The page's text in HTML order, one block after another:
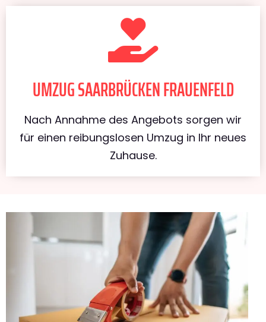
UMZUG SAARBRÜCKEN FRAUENFELD
Nach Annahme des Angebots sorgen wir
für einen reibungslosen Umzug in Ihr neues
Zuhause.